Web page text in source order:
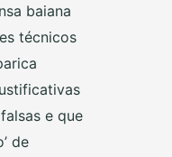
baiana
técnicos
e que
de